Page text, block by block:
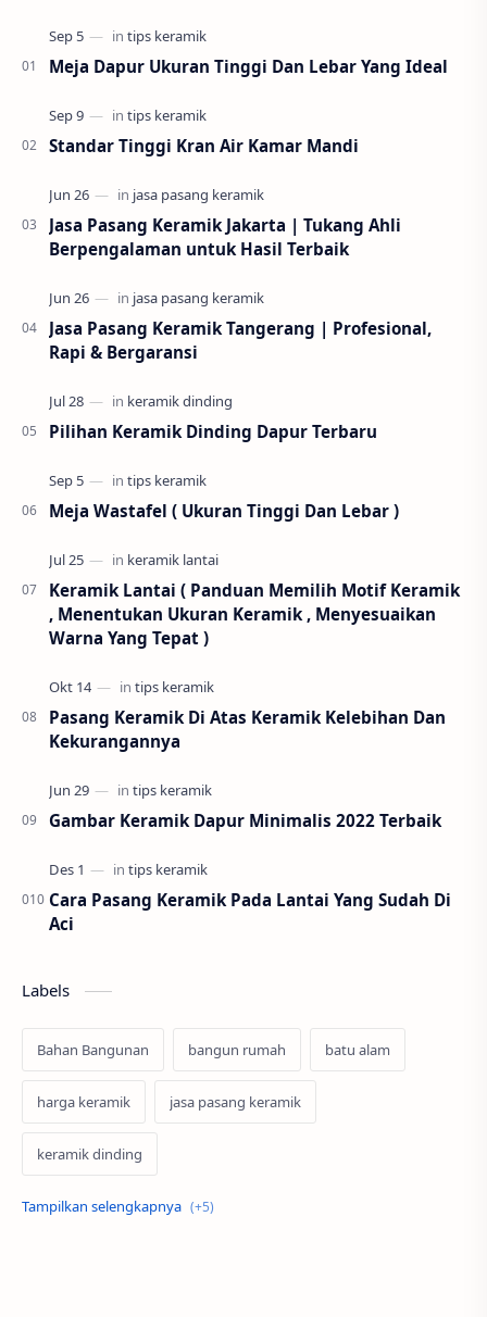
Meja Dapur Ukuran Tinggi Dan Lebar Yang Ideal
Standar Tinggi Kran Air Kamar Mandi
Jasa Pasang Keramik Jakarta | Tukang Ahli
Berpengalaman untuk Hasil Terbaik
Jasa Pasang Keramik Tangerang | Profesional,
Rapi & Bergaransi
Pilihan Keramik Dinding Dapur Terbaru
Meja Wastafel ( Ukuran Tinggi Dan Lebar )
Keramik Lantai ( Panduan Memilih Motif Keramik
, Menentukan Ukuran Keramik , Menyesuaikan
Warna Yang Tepat )
Pasang Keramik Di Atas Keramik Kelebihan Dan
Kekurangannya
Gambar Keramik Dapur Minimalis 2022 Terbaik
Cara Pasang Keramik Pada Lantai Yang Sudah Di
Aci
Labels
Bahan Bangunan bangun rumah batu alam
harga keramik jasa pasang keramik
keramik dinding
keramik lantai konstruksi baja